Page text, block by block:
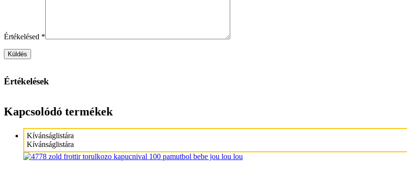
Értékelésed *
Értékelések
Kapcsolódó termékek
Kívánságlistára
Kívánságlistára